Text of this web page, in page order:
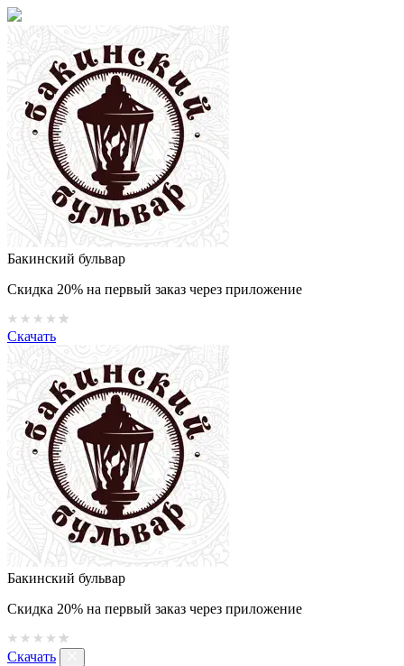
Бакинский бульвар
Скидка 20% на первый заказ через приложение
Скачать
Бакинский бульвар
Скидка 20% на первый заказ через приложение
Скачать